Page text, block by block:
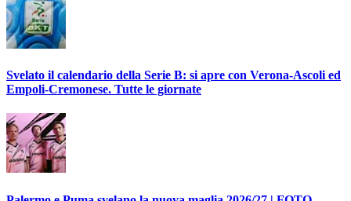
Svelato il calendario della Serie B: si apre con Verona-Ascoli ed
Empoli-Cremonese. Tutte le giornate